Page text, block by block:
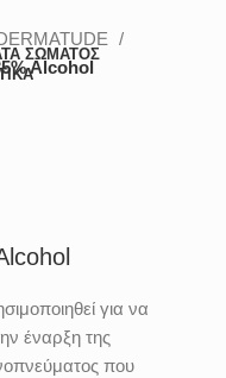
ΣΩΜΑΤΟΣ
Alcohol
για να
έναρξη της
που